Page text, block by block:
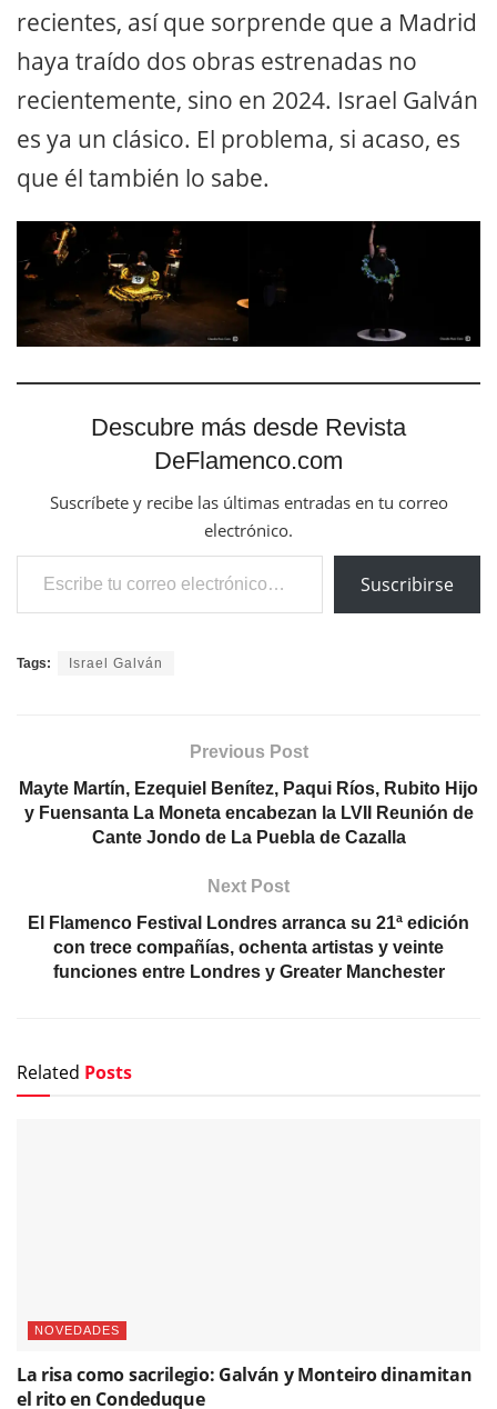
recientes, así que sorprende que a Madrid
haya traído dos obras estrenadas no
recientemente, sino en 2024. Israel Galván
es ya un clásico. El problema, si acaso, es
que él también lo sabe.
Descubre más desde Revista
DeFlamenco.com
Suscríbete y recibe las últimas entradas en tu correo
electrónico.
Escribe tu correo electrónico…
Suscribirse
Tags: Israel Galván
Previous Post
Mayte Martín, Ezequiel Benítez, Paqui Ríos, Rubito Hijo
y Fuensanta La Moneta encabezan la LVII Reunión de
Cante Jondo de La Puebla de Cazalla
Next Post
El Flamenco Festival Londres arranca su 21ª edición
con trece compañías, ochenta artistas y veinte
funciones entre Londres y Greater Manchester
Related Posts
NOVEDADES
La risa como sacrilegio: Galván y Monteiro dinamitan
el rito en Condeduque